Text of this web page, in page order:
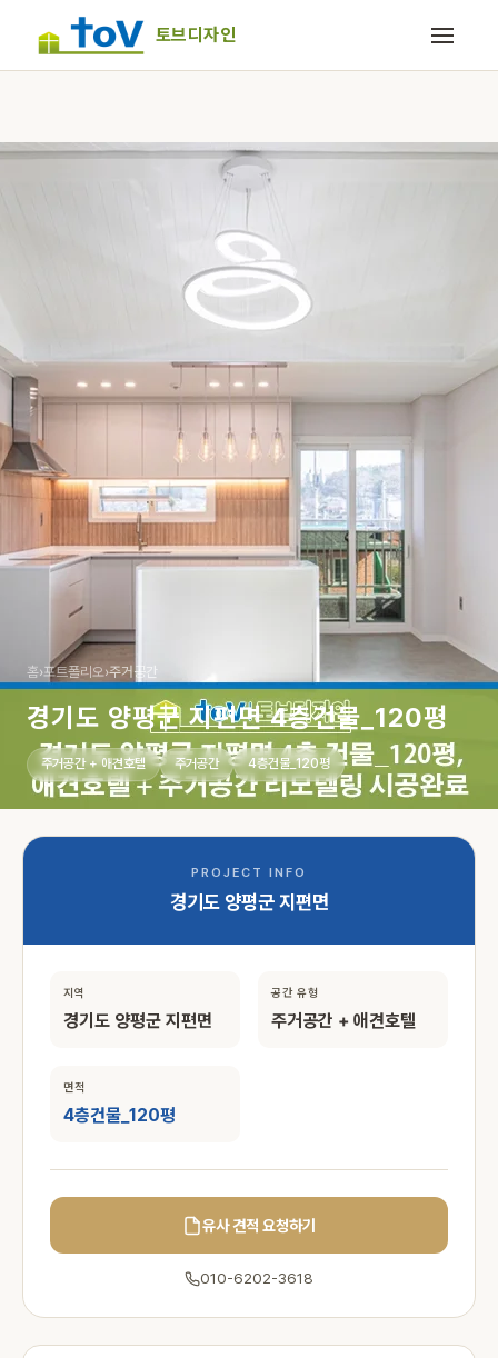
토브디자인
홈›포트폴리오›주거공간
경기도 양평군 지편면 4층건물_120평
주거공간 + 애견호텔 주거공간 4층건물_120평
PROJECT INFO
경기도 양평군 지편면
지역
경기도 양평군 지편면
공간 유형
주거공간 + 애견호텔
면적
4층건물_120평
유사 견적 요청하기
010-6202-3618